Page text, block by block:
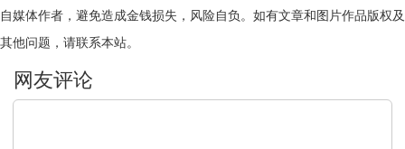
自媒体作者，避免造成金钱损失，风险自负。如有文章和图片作品版权及
其他问题，请联系本站。